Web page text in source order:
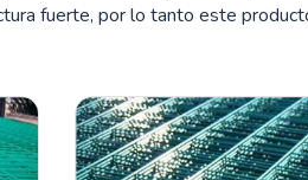
fuerte, por lo tanto este